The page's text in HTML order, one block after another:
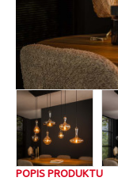
POPIS PRODUKTU